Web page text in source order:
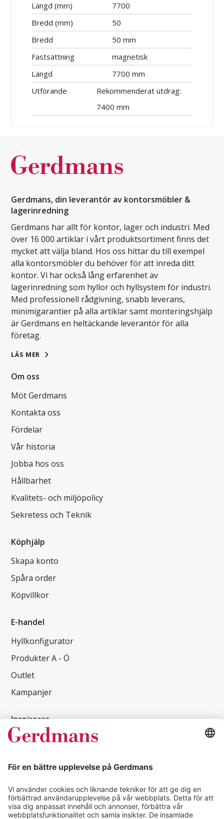
Längd (mm)
7700
Bredd (mm)
50
Bredd
50 mm
Fastsättning
magnetisk
Längd
7700 mm
Utförande
Rekommenderat utdrag:
7400 mm
Gerdmans, din leverantör av kontorsmöbler &
lagerinredning
Gerdmans har allt för kontor, lager och industri. Med
över 16 000 artiklar i vårt produktsortiment finns det
mycket att välja bland. Hos oss hittar du till exempel
alla kontorsmöbler du behöver för att inreda ditt
kontor. Vi har också lång erfarenhet av
lagerinredning som hyllor och hyllsystem för industri.
Med professionell rådgivning, snabb leverans,
minimigarantier på alla artiklar samt monteringshjälp
är Gerdmans en heltäckande leverantör för alla
företag.
LÄS MER
Om oss
Möt Gerdmans
Kontakta oss
Fördelar
Vår historia
Jobba hos oss
Hållbarhet
Kvalitets- och miljöpolicy
Sekretess och Teknik
Köphjälp
Skapa konto
Spåra order
Köpvillkor
E-handel
Hyllkonfigurator
Produkter A - Ö
Outlet
Kampanjer
Inspireras
Kundcase
Läsvärt
Kontakt